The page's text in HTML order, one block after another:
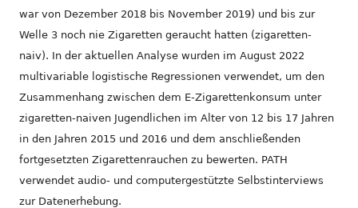
war von Dezember 2018 bis November 2019) und bis zur
Welle 3 noch nie Zigaretten geraucht hatten (zigaretten-
naiv). In der aktuellen Analyse wurden im August 2022
multivariable logistische Regressionen verwendet, um den
Zusammenhang zwischen dem E-Zigarettenkonsum unter
zigaretten-naiven Jugendlichen im Alter von 12 bis 17 Jahren
in den Jahren 2015 und 2016 und dem anschließenden
fortgesetzten Zigarettenrauchen zu bewerten. PATH
verwendet audio- und computergestützte Selbstinterviews
zur Datenerhebung.